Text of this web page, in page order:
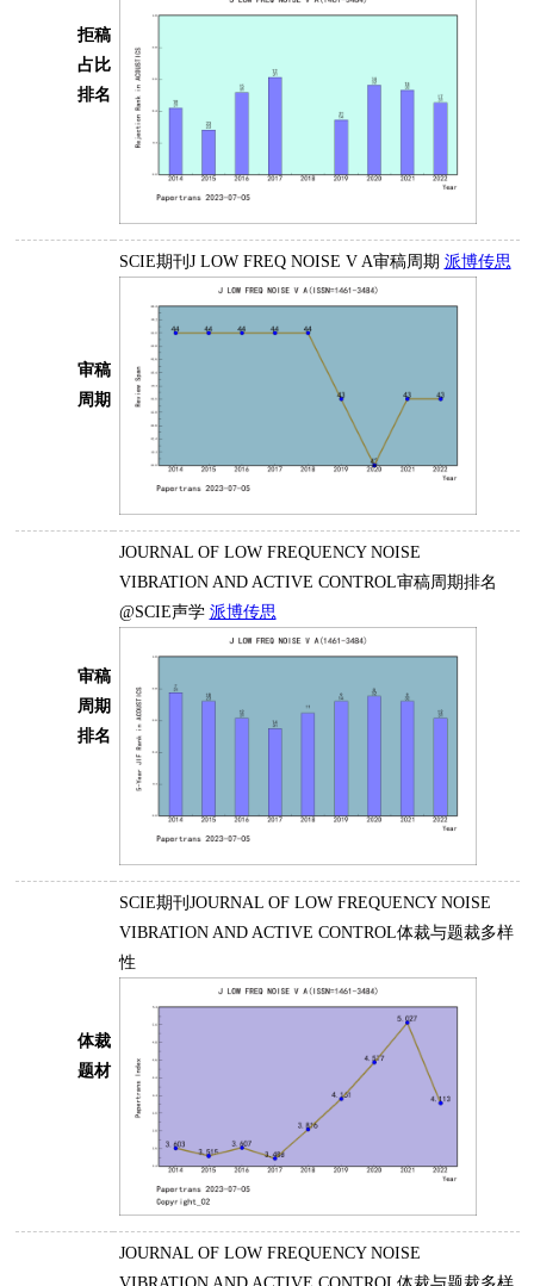
拒稿
占比
排名
审稿
周期
SCIE期刊J LOW FREQ NOISE V A审稿周期 派博传思
审稿
周期
排名
JOURNAL OF LOW FREQUENCY NOISE
VIBRATION AND ACTIVE CONTROL审稿周期排名
@SCIE声学 派博传思
体裁
题材
SCIE期刊JOURNAL OF LOW FREQUENCY NOISE
VIBRATION AND ACTIVE CONTROL体裁与题裁多样
性
JOURNAL OF LOW FREQUENCY NOISE